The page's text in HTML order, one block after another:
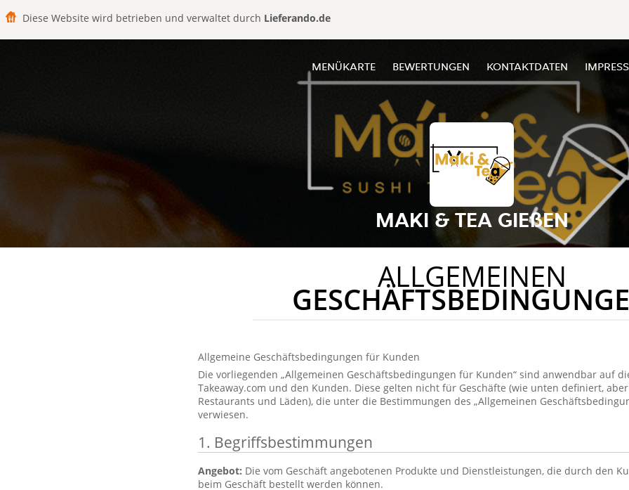
Diese Website wird betrieben und verwaltet durch Lieferando.de
MENÜKARTE BEWERTUNGEN KONTAKTDATEN
MAKI & TEA GIEßEN
ALLGEMEINEN
Allgemeine Geschäftsbedingungen für Kunden
Die vorliegenden „Allgemeinen Geschäftsbedingungen für Kunden“ sind anwendbar auf
Takeaway.com und den Kunden. Diese gelten nicht für Geschäfte (wie unten definiert,
Restaurants und Läden), die unter die Bestimmungen des „Allgemeinen
verwiesen.
1. Begriffsbestimmungen
Angebot: Die vom Geschäft angebotenen Produkte und Dienstleistungen, die durch den
beim Geschäft bestellt werden können.